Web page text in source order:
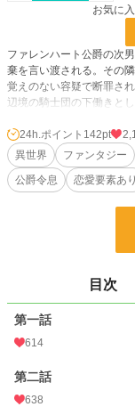
お気に
ファレンハート公爵の次
棄を言い渡される。その
覚えのない容疑で断罪さ
辺境の騎士団の下働きと
点の一つが魔物に襲われ
の応急処置ができない状
し、そのとき奇跡が起き
設定はわりとガバガバだ
カクヨムにも公開してい
ファンタジー 1,765 位 /
文字数
24h.ポイント 142pt
異世界
ファンタジー
公爵令息
恋愛要素あり
目次
第一話
614
第二話
638